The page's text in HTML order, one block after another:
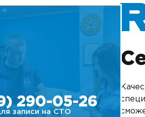
Блог
Корпоративным
Наш автосервис
Клубный
290-05-26
записи на СТО